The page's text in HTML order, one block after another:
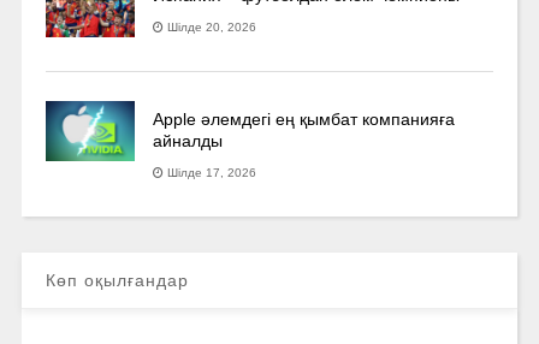
Шілде 20, 2026
Apple әлемдегі ең қымбат компанияға
айналды
Шілде 17, 2026
Көп оқылғандар